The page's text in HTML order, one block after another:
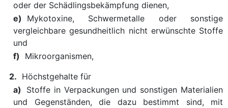
oder der Schädlingsbekämpfung dienen,
e)
Mykotoxine, Schwermetalle oder sonstige
vergleichbare gesundheitlich nicht erwünschte Stoffe
und
f)
Mikroorganismen,
2. Höchstgehalte für
a)
Stoffe in Verpackungen und sonstigen Materialien
und Gegenständen, die dazu bestimmt sind, mit